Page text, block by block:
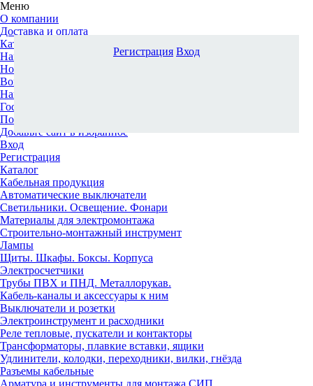
Меню
О компании
Доставка и оплата
Каталог
Наши офисы
Новости и новинки
Вопрос-ответ
Наша команда
Гос. заказчикам
Поставщикам
Добавьте сайт в избранное
Вход
Регистрация
Каталог
Кабельная продукция
Автоматические выключатели
Светильники. Освещение. Фонари
Материалы для электромонтажа
Строительно-монтажный инструмент
Лампы
Щиты. Шкафы. Боксы. Корпуса
Электросчетчики
Трубы ПВХ и ПНД. Металлорукав.
Кабель-каналы и аксессуары к ним
Выключатели и розетки
Электроинструмент и расходники
Реле тепловые, пускатели и контакторы
Трансформаторы, плавкие вставки, ящики
Удлинители, колодки, переходники, вилки, гнёзда
Разъемы кабельные
Арматура и инструменты для монтажа СИП
Регистрация Вход